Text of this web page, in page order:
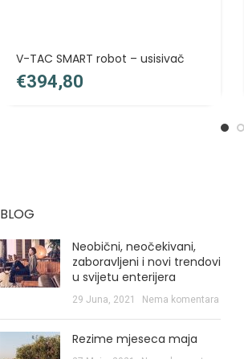
V-TAC SMART robot – usisivač
€
BLOG
Neobični, neočekivani,
zaboravljeni i novi trendovi
u svijetu enterijera
29 Juna, 2021 Nema komentara
Rezime mjeseca maja